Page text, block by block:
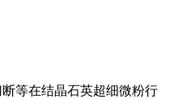
等在结晶石英超细微粉行